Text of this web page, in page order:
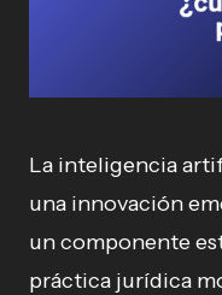
La inteligencia
una innovación
un componente
práctica jurídica